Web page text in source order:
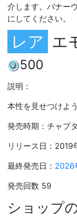
介します。バナー
にしてください。
レア エ
500
説明：
本性を見せつけよう
発売時期：チャプ
リリース日：2019
最終発売日： 2026
発売回数 59
ショップ